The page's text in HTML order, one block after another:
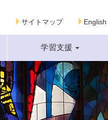
サイトマップ English
学習支援